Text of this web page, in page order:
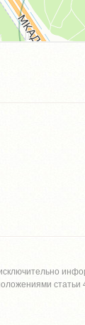
статьи